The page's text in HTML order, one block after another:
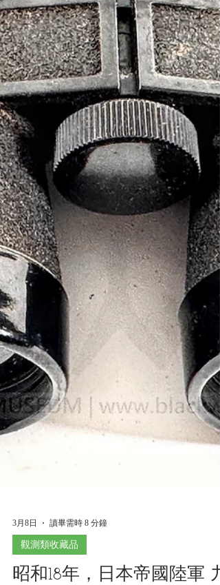
一體成型之濾毒罐（吸收罐）所組成。面罩
體採用深褐綠色之橡膠材質，內部保留有完
之帆布帶環與早期塑膠扣環頭部綁帶系統；
罩正前方設有一枚大型單面透明觀景窗。下
連接之濾毒罐外側，完